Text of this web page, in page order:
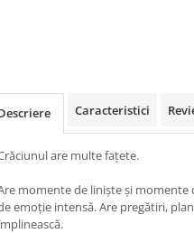
Caracteristici
are multe fațete.
momente de liniște și momente
emoție intensă. Are pregătiri,